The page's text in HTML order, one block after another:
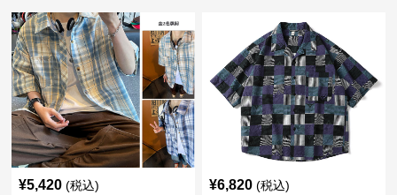
¥5,420 (税込) ¥6,820 (税込)